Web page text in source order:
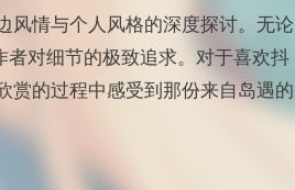
风情与个人风格的深度探讨。无论
对细节的极致追求。对于喜欢抖
赏的过程中感受到那份来自岛遇的